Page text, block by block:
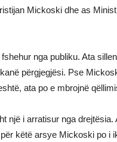
Mickoski dhe as
nga publiku. Ata
përgjegjësi. Pse
ata po e mbrojnë
një i arratisur nga
këtë arsye Mickoski po i